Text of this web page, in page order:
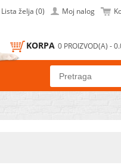
KORPA 0 PROIZVOD(A) -
Lista želja (0) Moj nalog